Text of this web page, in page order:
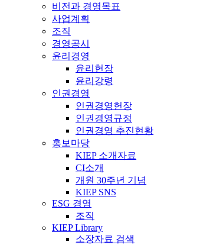
비전과 경영목표
사업계획
조직
경영공시
윤리경영
윤리헌장
윤리강령
인권경영
인권경영헌장
인권경영규정
인권경영 추진현황
홍보마당
KIEP 소개자료
CI소개
개원 30주년 기념
KIEP SNS
ESG 경영
조직
KIEP Library
소장자료 검색